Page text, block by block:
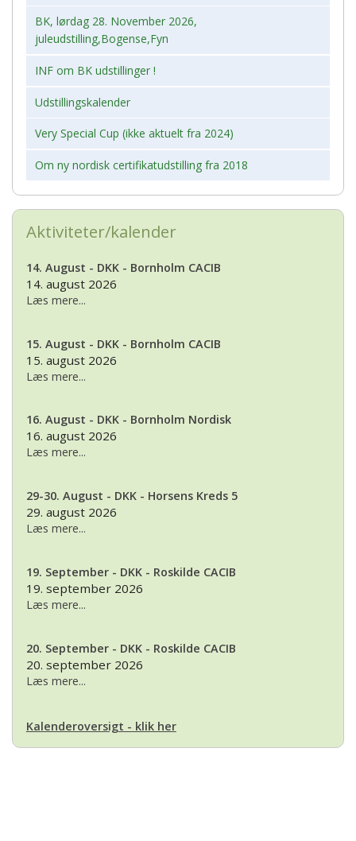
BK, lørdag 28. November 2026,
juleudstilling,Bogense,Fyn
INF om BK udstillinger !
Udstillingskalender
Very Special Cup (ikke aktuelt fra 2024)
Om ny nordisk certifikatudstilling fra 2018
Aktiviteter/kalender
14. August - DKK - Bornholm CACIB
14. august 2026
Læs mere...
15. August - DKK - Bornholm CACIB
15. august 2026
Læs mere...
16. August - DKK - Bornholm Nordisk
16. august 2026
Læs mere...
29-30. August - DKK - Horsens Kreds 5
29. august 2026
Læs mere...
19. September - DKK - Roskilde CACIB
19. september 2026
Læs mere...
20. September - DKK - Roskilde CACIB
20. september 2026
Læs mere...
Kalenderoversigt - klik her